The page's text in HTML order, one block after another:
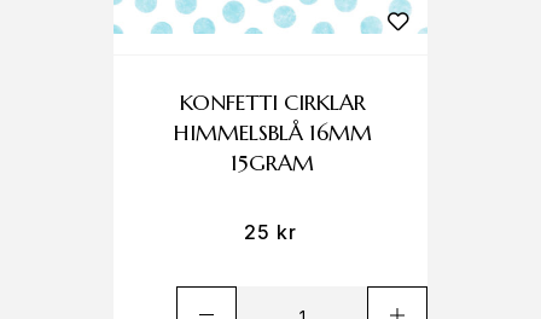
KONFETTI CIRKLAR
HIMMELSBLÅ 16MM
15GRAM
25 kr